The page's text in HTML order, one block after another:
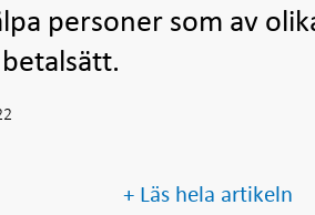
personer som av
+ Läs hela artikeln